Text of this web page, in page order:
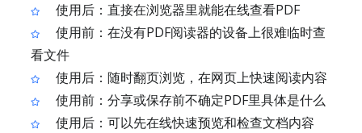
使用后：直接在浏览器里就能在线查看PDF
使用前：在没有PDF阅读器的设备上很难临时查
看文件
使用后：随时翻页浏览，在网页上快速阅读内容
使用前：分享或保存前不确定PDF里具体是什么
使用后：可以先在线快速预览和检查文档内容